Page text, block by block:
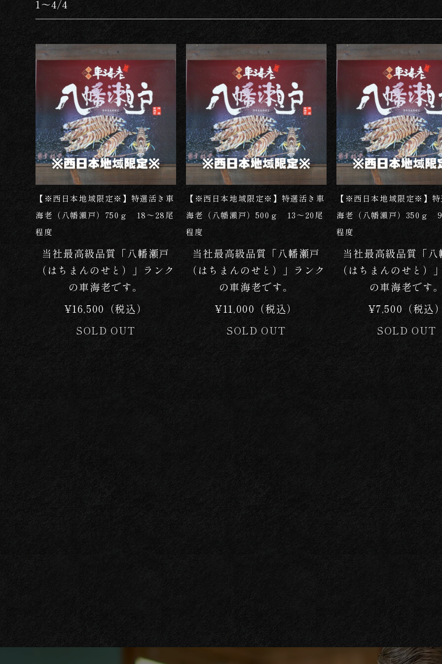
1～4/4
【※西日本地域限定※】特選活き車
海老（八幡瀬戸）750ｇ 18～28尾
程度
当社最高級品質「八幡瀬戸
（はちまんのせと）」ランク
の車海老です。
¥16,500（税込）
SOLD OUT
【※西日本地域限定※】特選活き車
海老（八幡瀬戸）500ｇ 13～20尾
程度
当社最高級品質「八幡瀬戸
（はちまんのせと）」ランク
の車海老です。
¥11,000（税込）
SOLD OUT
【※西日本地域限定※】
海老（八幡瀬戸）350ｇ
程度
当社最高級品質「
（はちまんのせと）
の車海老です
¥7,500（税込
SOLD OUT